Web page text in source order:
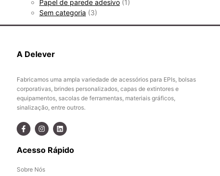
Papel de parede adesivo (1)
Sem categoria (3)
A Delever
Fabricamos uma ampla variedade de acessórios para EPIs, bolsas
corporativas, brindes personalizados, capas de extintores e
equipamentos, sacolas de ferramentas, materiais gráficos,
sinalização, entre outros.
Acesso Rápido
Sobre Nós